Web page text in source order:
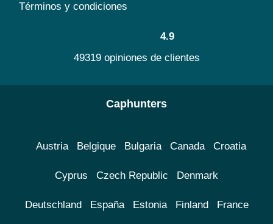
Términos y condiciones
4.9
49319 opiniones de clientes
Caphunters
Austria Belgique Bulgaria Canada Croatia
Cyprus Czech Republic Denmark
Deutschland España Estonia Finland France